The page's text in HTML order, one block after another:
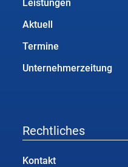
Leistungen
Aktuell
Termine
Unternehmerzeitung
Rechtliches
Kontakt